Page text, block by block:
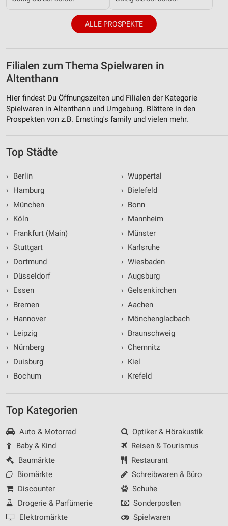
ALLE PROSPEKTE
Filialen zum Thema Spielwaren in
Altenthann
Hier findest Du Öffnungszeiten und Filialen der Kategorie
Spielwaren in Altenthann und Umgebung. Blättere in den
Prospekten von z.B. Ernsting's family und vielen mehr.
Top Städte
›
Berlin
›
Hamburg
›
München
›
Köln
›
Frankfurt (Main)
› Stuttgart
›
Dortmund
›
Düsseldorf
›
Essen
›
Bremen
›
Hannover
›
Leipzig
›
Nürnberg
›
Duisburg
›
Bochum
› Wuppertal
› Bielefeld
› Bonn
› Mannheim
› Münster
› Karlsruhe
› Wiesbaden
› Augsburg
› Gelsenkirchen
› Aachen
› Mönchengladbach
› Braunschweig
› Chemnitz
› Kiel
› Krefeld
Top Kategorien
Auto & Motorrad
Baby & Kind
Baumärkte
Biomärkte
Discounter
Drogerie & Parfümerie
Elektromärkte
Optiker & Hörakustik
Reisen & Tourismus
Restaurant
Schreibwaren & Büro
Schuhe
Sonderposten
Spielwaren
Werbung